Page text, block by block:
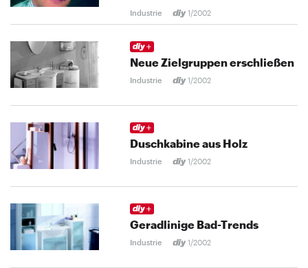
Industrie 1/2002
Neue Zielgruppen erschließen
Industrie 1/2002
Duschkabine aus Holz
Industrie 1/2002
Geradlinige Bad-Trends
Industrie 1/2002